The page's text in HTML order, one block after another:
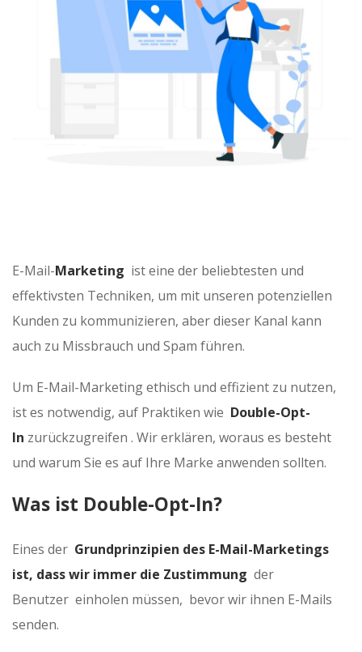
E-Mail-Marketing ist eine der beliebtesten und
effektivsten Techniken, um mit unseren potenziellen
Kunden zu kommunizieren, aber dieser Kanal kann
auch zu Missbrauch und Spam führen.
Um E-Mail-Marketing ethisch und effizient zu nutzen,
ist es notwendig, auf Praktiken wie Double-Opt-
In zurückzugreifen . Wir erklären, woraus es besteht
und warum Sie es auf Ihre Marke anwenden sollten.
Was ist Double-Opt-In?
Eines der Grundprinzipien des E-Mail-Marketings
ist, dass wir immer die Zustimmung der
Benutzer einholen müssen, bevor wir ihnen E-Mails
senden.